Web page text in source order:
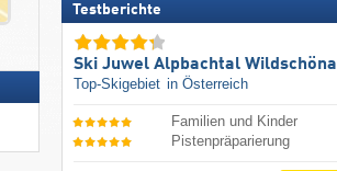
Testberichte
Ski Juwel Alpbachtal
Top-Skigebiet in Österreich
Familien und Kinder
Pistenpräparierung